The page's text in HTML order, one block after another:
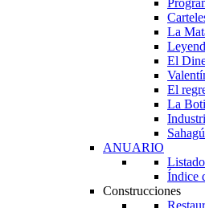
La
El
El
La
ANUARIO
Índice
Construcciones